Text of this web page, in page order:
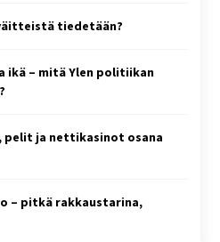
tiedetään?
– mitä Ylen politiikan
pelit ja nettikasinot osana
– pitkä rakkaustarina,